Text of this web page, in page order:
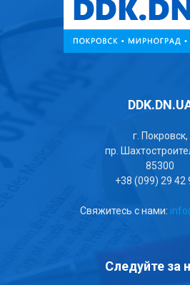
г. Покровск,
пр.
85300
+38 (099) 29 42
Свяжитесь с нами:
Следуйте за